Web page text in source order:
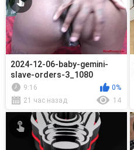
2024-12-06-baby-gemini-
slave-orders-3_1080
9:16
0%
21 час назад
14